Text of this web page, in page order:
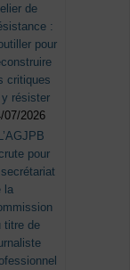
de
:
pour
critiques
résister
07/2026
pour
la
titre de